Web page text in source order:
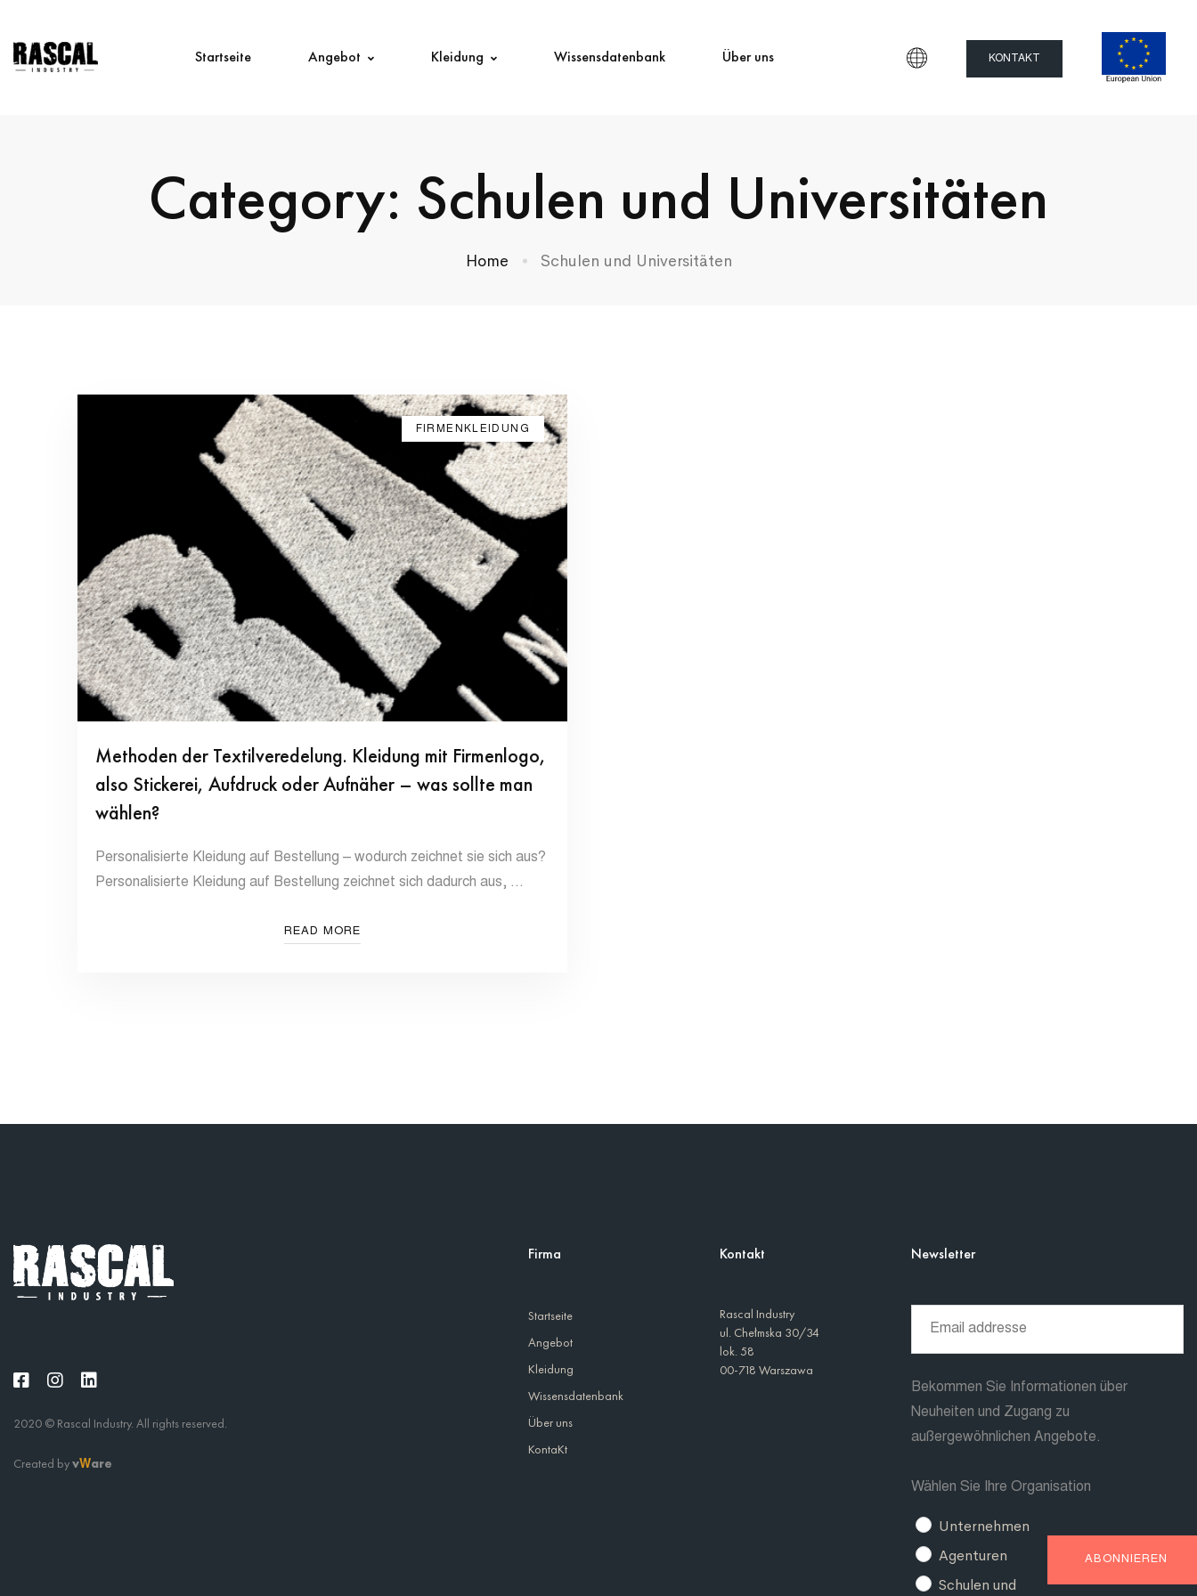
Startseite Angebot Kleidung Wissensdatenbank Über uns KONTAKT
Category: Schulen und Universitäten
Home Schulen und Universitäten
FIRMENKLEIDUNG
Methoden der Textilveredelung. Kleidung mit Firmenlogo,
also Stickerei, Aufdruck oder Aufnäher – was sollte man
wählen?
Personalisierte Kleidung auf Bestellung – wodurch zeichnet sie sich aus?
Personalisierte Kleidung auf Bestellung zeichnet sich dadurch aus, …
READ MORE
2020 © Rascal Industry. All rights reserved.
Created byvWare
Firma
Startseite
Angebot
Kleidung
Wissensdatenbank
Über uns
KontaKt
Kontakt
Rascal Industry
ul. Chełmska 30/34
lok. 58
00-718 Warszawa
Newsletter
Bekommen Sie Informationen über
Neuheiten und Zugang zu
außergewöhnlichen Angebote.
Wählen Sie Ihre Organisation
Unternehmen
Agenturen
Schulen und